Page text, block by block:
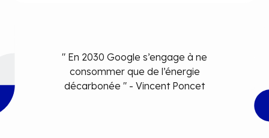
" En 2030 Google s’engage à ne
consommer que de l’énergie
décarbonée " - Vincent Poncet